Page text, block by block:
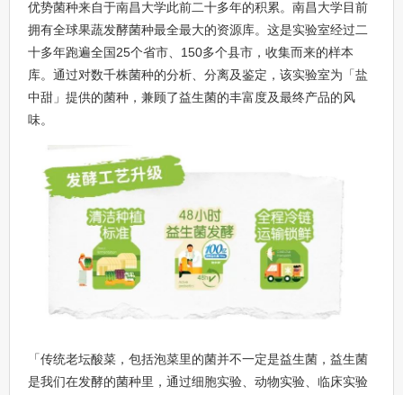
优势菌种来自于南昌大学此前二十多年的积累。南昌大学目前
拥有全球果蔬发酵菌种最全最大的资源库。这是实验室经过二
十多年跑遍全国25个省市、150多个县市，收集而来的样本
库。通过对数千株菌种的分析、分离及鉴定，该实验室为「盐
中甜」提供的菌种，兼顾了益生菌的丰富度及最终产品的风
味。
「传统老坛酸菜，包括泡菜里的菌并不一定是益生菌，益生菌
是我们在发酵的菌种里，通过细胞实验、动物实验、临床实验